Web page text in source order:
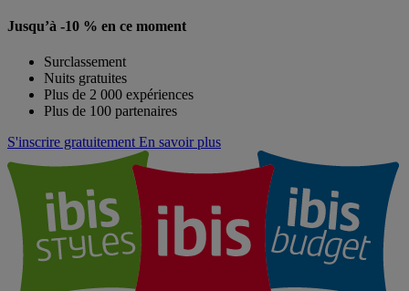
Jusqu’à -10 % en ce moment
Surclassement
Nuits gratuites
Plus de 2 000 expériences
Plus de 100 partenaires
S'inscrire gratuitement En savoir plus